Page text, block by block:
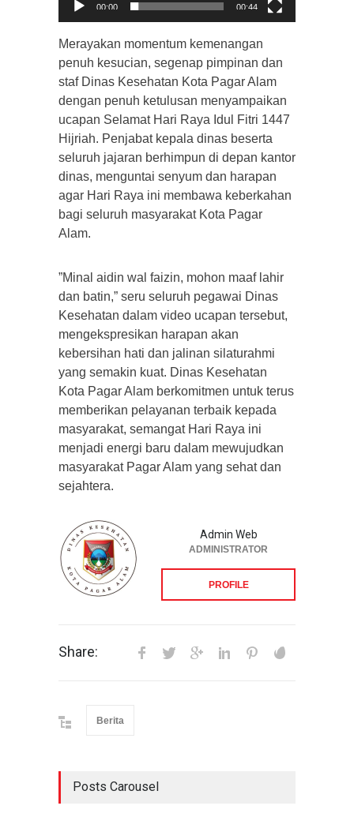
00:00 00:44
Merayakan momentum kemenangan
penuh kesucian, segenap pimpinan dan
staf Dinas Kesehatan Kota Pagar Alam
dengan penuh ketulusan menyampaikan
ucapan Selamat Hari Raya Idul Fitri 1447
Hijriah. Penjabat kepala dinas beserta
seluruh jajaran berhimpun di depan kantor
dinas, menguntai senyum dan harapan
agar Hari Raya ini membawa keberkahan
bagi seluruh masyarakat Kota Pagar
Alam.
​”Minal aidin wal faizin, mohon maaf lahir
dan batin,” seru seluruh pegawai Dinas
Kesehatan dalam video ucapan tersebut,
mengekspresikan harapan akan
kebersihan hati dan jalinan silaturahmi
yang semakin kuat. Dinas Kesehatan
Kota Pagar Alam berkomitmen untuk terus
memberikan pelayanan terbaik kepada
masyarakat, semangat Hari Raya ini
menjadi energi baru dalam mewujudkan
masyarakat Pagar Alam yang sehat dan
sejahtera.
Admin Web
ADMINISTRATOR
PROFILE
Share:
Berita
Posts Carousel